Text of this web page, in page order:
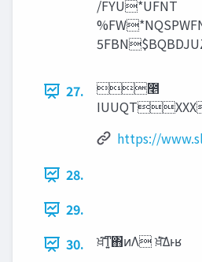
/FYU*UFNT
27.
೥
https://
28.
29.
30.
ਖ਼͘͠ͳ͍΋ͷΛ ਖ਼ͭ͘͘͠Δͱʁ